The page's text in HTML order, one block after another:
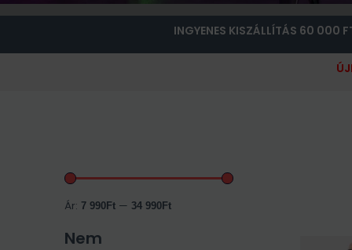
INGYENES KISZÁLLÍTÁS 60 000
Ár: 7 990Ft — 34 990Ft
Nem
Keresés
a
következőre: